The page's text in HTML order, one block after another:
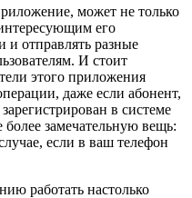
может не только
его
и отправлять разные
И стоит
этого приложения
даже если абонент,
в системе
замечательную вещь:
если в ваш телефон
работать настолько